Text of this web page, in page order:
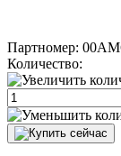
Партномер:
Количество: